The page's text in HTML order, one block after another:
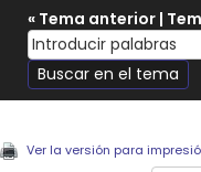
« Tema anterior |
Ver la versión para